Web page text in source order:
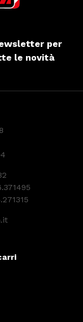
per
le novità